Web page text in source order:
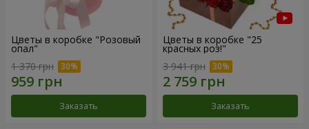
Цветы в коробке "Розовый
опал"
1 370 грн
Заказать
Цветы в коробке "25
красных роз!"
3 941 грн
Заказать